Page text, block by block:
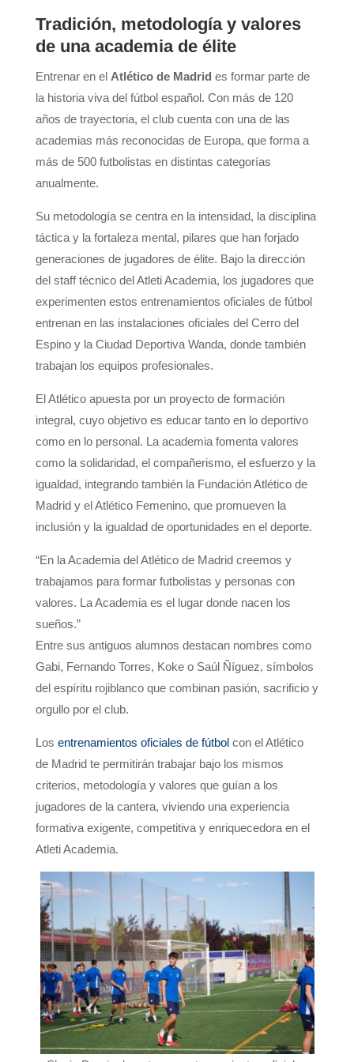
Tradición, metodología y valores
de una academia de élite
Entrenar en el Atlético de Madrid es formar parte de
la historia viva del fútbol español. Con más de 120
años de trayectoria, el club cuenta con una de las
academias más reconocidas de Europa, que forma a
más de 500 futbolistas en distintas categorías
anualmente.
Su metodología se centra en la intensidad, la disciplina
táctica y la fortaleza mental, pilares que han forjado
generaciones de jugadores de élite. Bajo la dirección
del staff técnico del Atleti Academia, los jugadores que
experimenten estos entrenamientos oficiales de fútbol
entrenan en las instalaciones oficiales del Cerro del
Espino y la Ciudad Deportiva Wanda, donde también
trabajan los equipos profesionales.
El Atlético apuesta por un proyecto de formación
integral, cuyo objetivo es educar tanto en lo deportivo
como en lo personal. La academia fomenta valores
como la solidaridad, el compañerismo, el esfuerzo y la
igualdad, integrando también la Fundación Atlético de
Madrid y el Atlético Femenino, que promueven la
inclusión y la igualdad de oportunidades en el deporte.
“En la Academia del Atlético de Madrid creemos y
trabajamos para formar futbolistas y personas con
valores. La Academia es el lugar donde nacen los
sueños.”
Entre sus antiguos alumnos destacan nombres como
Gabi, Fernando Torres, Koke o Saúl Ñíguez, símbolos
del espíritu rojiblanco que combinan pasión, sacrificio y
orgullo por el club.
Los entrenamientos oficiales de fútbolcon el Atlético
de Madrid te permitirán trabajar bajo los mismos
criterios, metodología y valores que guían a los
jugadores de la cantera, viviendo una experiencia
formativa exigente, competitiva y enriquecedora en el
Atleti Academia.